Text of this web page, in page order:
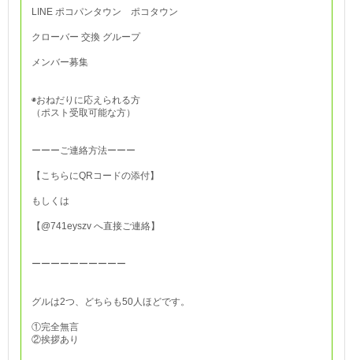
LINE ポコパンタウン ポコタウン
クローバー 交換 グループ
メンバー募集
◉おねだりに応えられる方
（ポスト受取可能な方）
ーーーご連絡方法ーーー
【こちらにQRコードの添付】
もしくは
【@741eyszv へ直接ご連絡】
ーーーーーーーーーー
グルは2つ、どちらも50人ほどです。
①完全無言
②挨拶あり